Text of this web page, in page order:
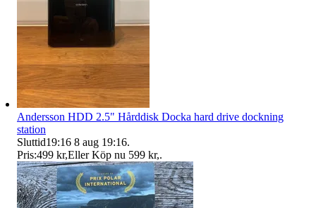
Andersson HDD 2.5" Hårddisk Docka hard drive dockning
station
Sluttid19:16 8 aug 19:16.
Pris:499 kr,Eller Köp nu 599 kr,.